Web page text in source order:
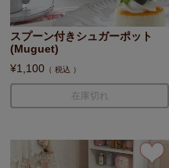
スプーン付きシュガーポット
(Muguet)
¥1,100 税込
在庫切れ